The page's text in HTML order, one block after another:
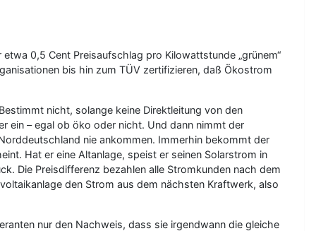
0,5 Cent Preisaufschlag pro Kilowattstunde „grünem“
bis hin zum TÜV zertifizieren, daß Ökostrom
nicht, solange keine Direktleitung von den
ein – egal ob öko oder nicht. Und dann nimmt der
nie ankommen. Immerhin bekommt der
Hat er eine Altanlage, speist er seinen Solarstrom in
Die Preisdifferenz bezahlen alle Stromkunden nach dem
den Strom aus dem nächsten Kraftwerk, also
nur den Nachweis, dass sie irgendwann die gleiche